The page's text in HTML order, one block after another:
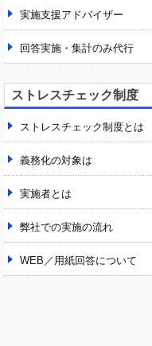
実施支援アドバイザー
回答実施・集計のみ代行
ストレスチェック制度
ストレスチェック制度とは
義務化の対象は
実施者とは
弊社での実施の流れ
WEB／用紙回答について